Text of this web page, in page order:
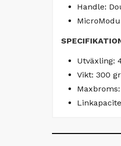
Handle:
Utväxling:
Vikt: 300